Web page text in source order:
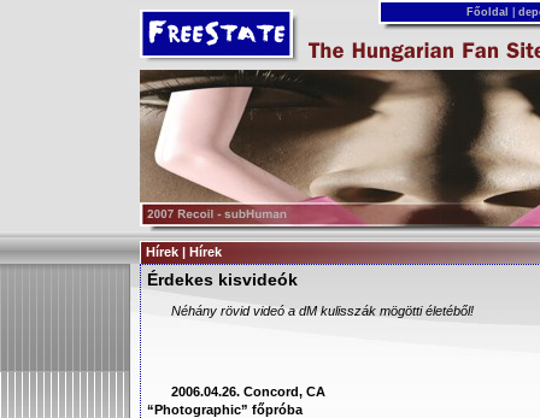
Főoldal
Hírek | Hírek
Érdekes kisvideók
Néhány rövid videó a dM kulisszák mögötti életéből!
2006.04.26. Concord, CA
“Photographic” főpróba